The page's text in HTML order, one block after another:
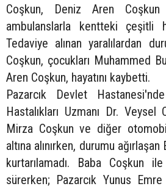
Coşkun, Deniz Aren
ambulanslarla kentteki çeşitli
Tedaviye alınan yaralılardan
Coşkun, çocukları Muhammed
Aren Coşkun, hayatını kaybetti.
Pazarcık Devlet
Hastalıkları Uzmanı Dr.
Mirza Coşkun ve diğer
altına alınırken, durumu
kurtarılamadı. Baba Coşkun
sürerken; Pazarcık Yunus